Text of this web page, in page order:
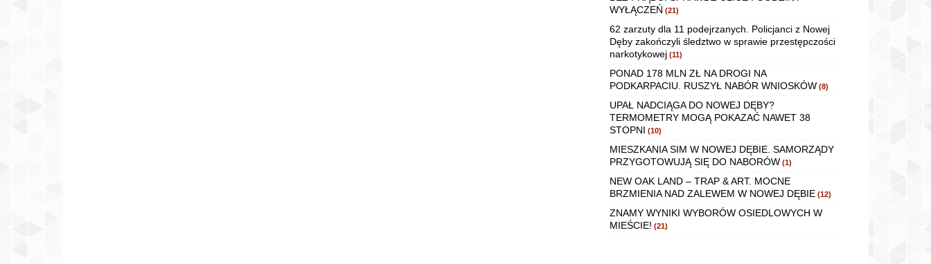
WYŁĄCZEŃ (21)
62 zarzuty dla 11 podejrzanych. Policjanci z Nowej
Dęby zakończyli śledztwo w sprawie przestępczości
narkotykowej (11)
PONAD 178 MLN ZŁ NA DROGI NA
PODKARPACIU. RUSZYŁ NABÓR WNIOSKÓW (8)
UPAŁ NADCIĄGA DO NOWEJ DĘBY?
TERMOMETRY MOGĄ POKAZAĆ NAWET 38
STOPNI (10)
MIESZKANIA SIM W NOWEJ DĘBIE. SAMORZĄDY
PRZYGOTOWUJĄ SIĘ DO NABORÓW (1)
NEW OAK LAND – TRAP & ART. MOCNE
BRZMIENIA NAD ZALEWEM W NOWEJ DĘBIE (12)
ZNAMY WYNIKI WYBORÓW OSIEDLOWYCH W
MIEŚCIE! (21)